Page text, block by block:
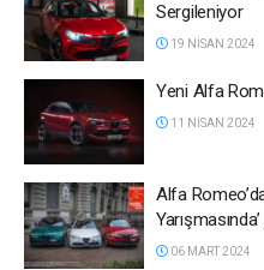
Sergileniyor
19 NISAN 2024
Yeni Alfa
11 NISAN 2024
Alfa
06 MART 2024